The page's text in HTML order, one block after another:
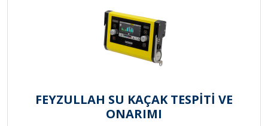
FEYZULLAH SU KAÇAK TESPİTİ VE
ONARIMI